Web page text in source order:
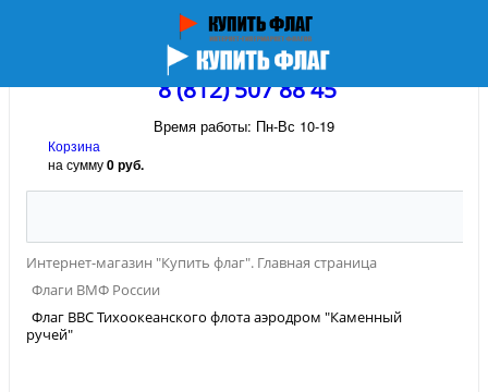
8 (812) 507 88 45
Время работы: Пн-Вс 10-19
Корзина
на сумму0 руб.
Интернет-магазин "Купить флаг". Главная страница
Флаги ВМФ России
Флаг ВВС Тихоокеанского флота аэродром "Каменный
ручей"